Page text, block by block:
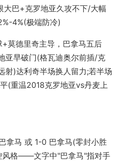
巴+克罗地亚久攻不下/大幅
4%(极端防冷)
莫德里奇主导，巴拿马五后
亚早破门(格瓦迪奥尔前插/克
射)达利奇半场换人留力;若半场
(重温2018克罗地亚vs丹麦上
拿马 或 1-0 巴拿马(零封小胜
风格——文字中"巴拿马"指对手